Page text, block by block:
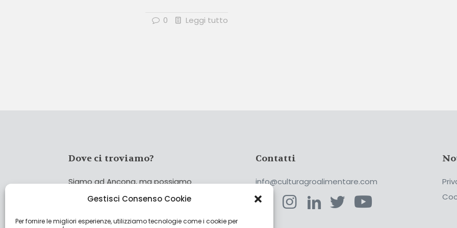
Gestisci Consenso Cookie
Per fornire le migliori esperienze, utilizziamo tecnologie come i cookie per
0 Leggi tutto
Dove ci troviamo?
Siamo ad Ancona, ma possiamo
coprire tutta Italia!
Cerca
Contatti
info@culturagroalimentare.com